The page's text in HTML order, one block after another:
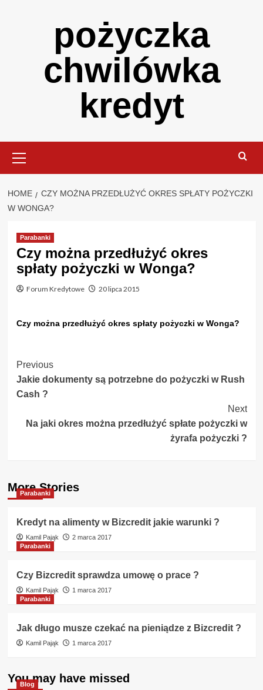
pożyczka
chwilówka
kredyt
Menu
HOME
CZY MOŻNA PRZEDŁUŻYĆ OKRES SPŁATY POŻYCZKI
W WONGA?
Parabanki
Czy można przedłużyć okres
spłaty pożyczki w Wonga?
Forum Kredytowe 20 lipca 2015
Czy można przedłużyć okres spłaty pożyczki w Wonga?
Post
Navigation
Previous
Jakie dokumenty są potrzebne do pożyczki w Rush
Cash ?
Next
Na jaki okres można przedłużyć spłate pożyczki w
żyrafa pożyczki ?
More Stories
Parabanki
Kredyt na alimenty w Bizcredit jakie warunki ?
Kamil Pająk
2 marca 2017
Parabanki
Czy Bizcredit sprawdza umowę o prace ?
Kamil Pająk
1 marca 2017
Parabanki
Jak długo musze czekać na pieniądze z Bizcredit ?
Kamil Pająk 1 marca 2017
You may have missed
Blog